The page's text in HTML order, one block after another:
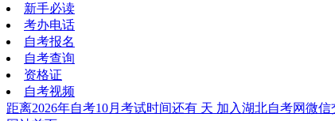
新手必读
考办电话
自考报名
自考查询
资格证
自考视频
距离2026年自考10月考试时间还有 天 加入湖北自考网微信